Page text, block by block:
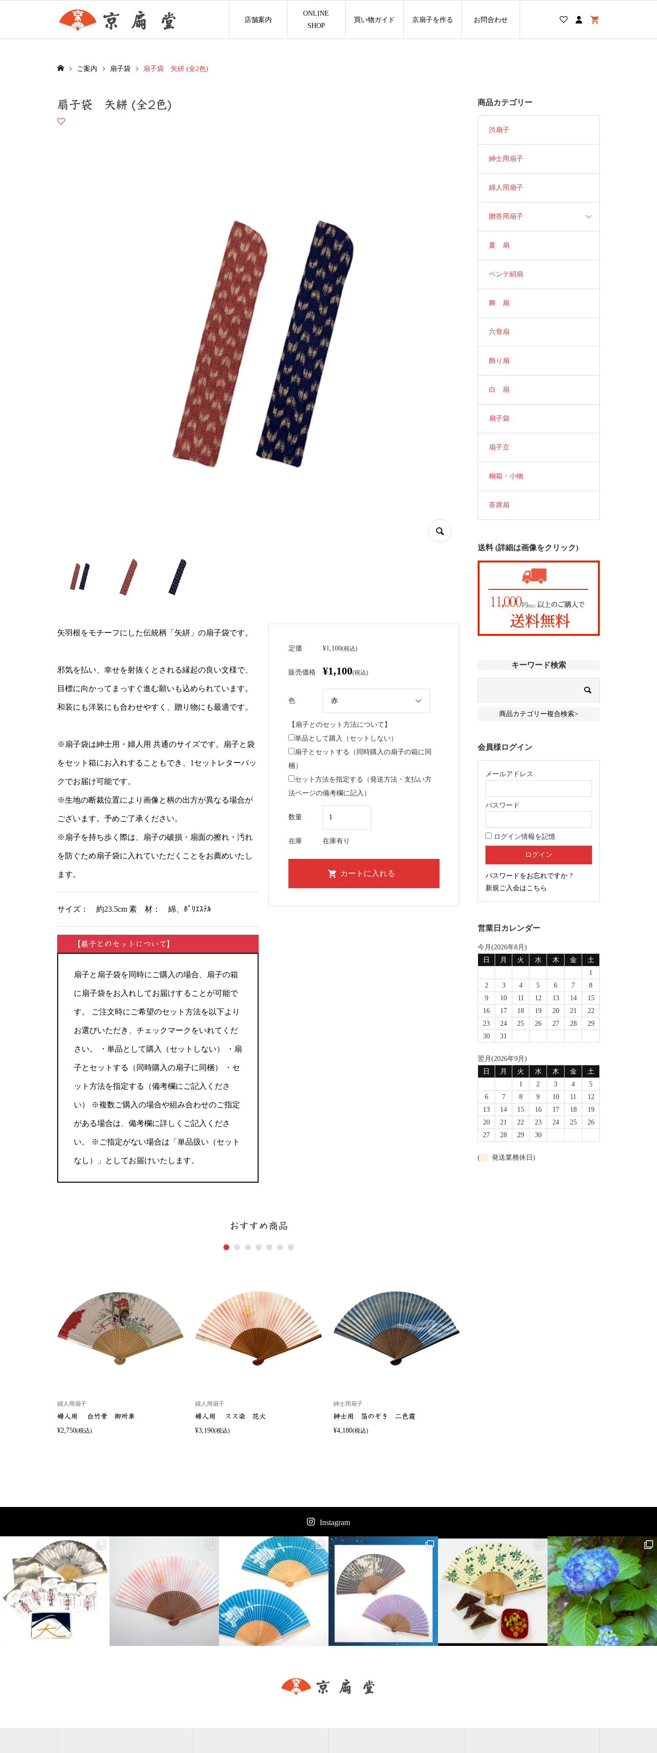
店舗案内
ONLINE
SHOP
買い物ガイド 京扇子を作る お問合わせ
ご案内 扇子袋 扇子袋 矢絣 (全2色)
扇子袋 矢絣 (全2色)
矢羽根をモチーフにした伝統柄「矢絣」の扇子袋です。
邪気を払い、幸せを射抜くとされる縁起の良い文様で、
目標に向かってまっすぐ進む願いも込められています。
和装にも洋装にも合わせやすく、贈り物にも最適です。
※扇子袋は紳士用・婦人用 共通のサイズです。扇子と袋
をセット箱にお入れすることもでき、1セットレターパッ
クでお届け可能です。
※生地の断裁位置により画像と柄の出方が異なる場合が
ございます。予めご了承ください。
※扇子を持ち歩く際は、扇子の破損・扇面の擦れ・汚れ
を防ぐため扇子袋に入れていただくことをお薦めいたし
ます。
サイズ： 約23.5cm 素 材： 綿、ﾎﾟﾘｴｽﾃﾙ
【扇子とのセットについて】
扇子と扇子袋を同時にご購入の場合、扇子の箱
に扇子袋をお入れしてお届けすることが可能で
す。 ご注文時にご希望のセット方法を以下より
お選びいただき、チェックマークをいれてくだ
さい。 ・単品として購入（セットしない） ・扇
子とセットする（同時購入の扇子に同梱） ・セ
ット方法を指定する（備考欄にご記入くださ
い） ※複数ご購入の場合や組み合わせのご指定
がある場合は、備考欄に詳しくご記入くださ
い。 ※ご指定がない場合は「単品扱い（セット
なし）」としてお届けいたします。
定価 ¥1,100(税込)
販売価格 ¥1,100(税込)
色
【扇子とのセット方法について】
単品として購入（セットしない）
扇子とセットする（同時購入の扇子の箱に同
梱）
セット方法を指定する（発送方法・支払い方
法ページの備考欄に記入）
数量
在庫 在庫有り
おすすめ商品
婦人用扇子
婦人用 白竹骨 御所車
¥2,750(税込)
婦人用扇子
婦人用 スス染 花火
¥3,190(税込)
紳士用扇子
紳士用 箔のぞき 二色霞
¥4,180(税込)
1 2 3 4 5 6 7
商品カテゴリー
渋扇子
紳士用扇子
婦人用扇子
贈答用扇子
夏 扇
ペンテ絹扇
舞 扇
六骨扇
飾り扇
白 扇
扇子袋
扇子立
桐箱・小物
茶席扇
送料 (詳細は画像をクリック)
キーワード検索
商品カテゴリー複合検索>
会員様ログイン
メールアドレス
パスワード
ログイン情報を記憶
パスワードをお忘れですか ?
新規ご入会はこちら
営業日カレンダー
今月(2026年8月)
日
月 火 水 木 金
土
1
2
3 4 5 6 7
8
9
10 11 12 13 14
15
16
17 18 19 20 21
22
23
24 25 26 27 28
29
30
31
翌月(2026年9月)
日
月 火 水 木 金
土
1
2 3 4
5
6
7 8 9 10 11
12
13
14 15 16 17 18
19
20
21 22 23 24 25
26
27
28 29 30
( 発送業務休日)
Instagram